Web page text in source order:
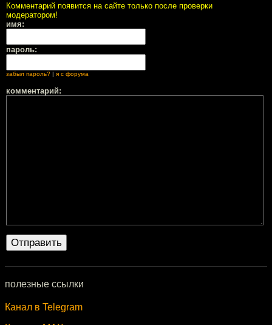
Комментарий появится на сайте только после проверки
модератором!
имя:
пароль:
забыл пароль? | я с форума
комментарий:
полезные ссылки
Канал в Telegram